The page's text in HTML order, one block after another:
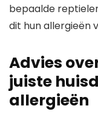
bepaalde
dit hun allergieën
Advies
juiste
allergieën